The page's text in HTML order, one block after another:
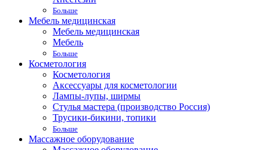
Больше
Мебель медицинская
Мебель медицинская
Мебель
Больше
Косметология
Косметология
Аксессуары для косметологии
Лампы-лупы, ширмы
Стулья мастера (производство Россия)
Трусики-бикини, топики
Больше
Массажное оборудование